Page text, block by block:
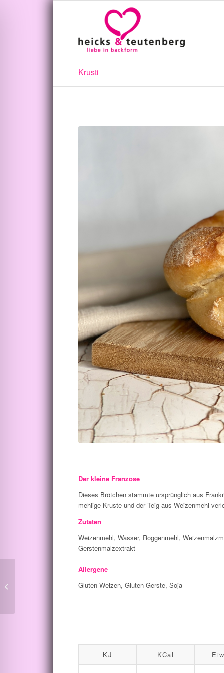
Krusti
Der kleine Franzose
Dieses Brötchen stammte ursprünglich aus
mehlige Kruste und der Teig aus Weizenmehl
Zutaten
Weizenmehl, Wasser, Roggenmehl,
Gerstenmalzextrakt
Allergene
Gluten-Weizen, Gluten-Gerste, Soja
KJ KCal